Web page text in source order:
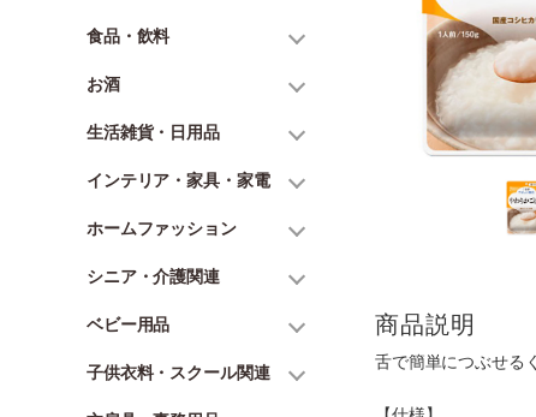
食品・飲料
お酒
生活雑貨・日用品
インテリア・家具・家電
ホームファッション
シニア・介護関連
ベビー用品
子供衣料・スクール関連
商品説明
舌で簡単につぶせる